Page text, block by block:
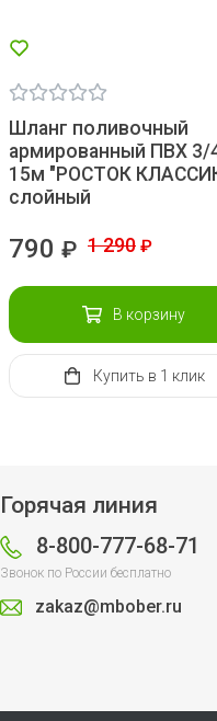
Шланг поливочный
армированный ПВХ 3/
15м "РОСТОК
слойный
790 ₽ 1 290 ₽
В корзину
Купить в 1 клик
Горячая линия
8-800-777-68-71
Звонок по России бесплатно
zakaz@mbober.ru